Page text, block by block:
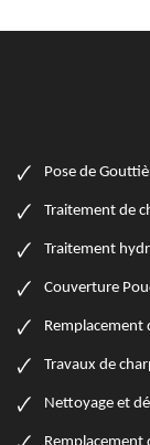
Pose de
Traitement de
Traitement
Couverture
Remplacement
Travaux de
Nettoyage et